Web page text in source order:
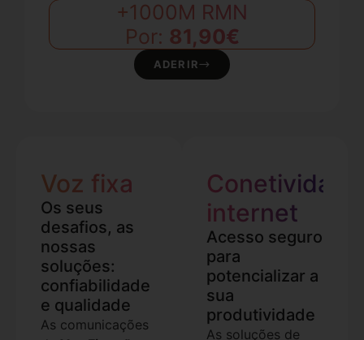
+1000M RMN
Por: 81,90€
ADERIR
Voz fixa
Os seus
desafios, as
nossas
soluções:
confiabilidade
e qualidade
As comunicações
Conetividade
internet
Acesso seguro
para
potencializar a
sua
produtividade
As soluções de